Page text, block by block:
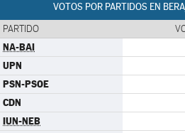
VOTOS POR PARTIDOS EN
PARTIDO
NA-BAI
UPN
PSN-PSOE
CDN
IUN-NEB